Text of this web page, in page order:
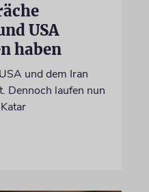
USA
haben
und dem Iran
Dennoch laufen nun